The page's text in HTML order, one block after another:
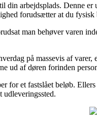
arbejdsplads. Denne
forudsætter at du
man behøver varen
på massevis af
ud af døren forinden
for et fastslået beløb.